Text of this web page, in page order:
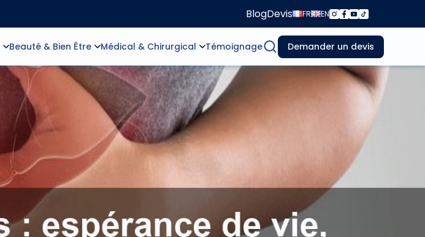
BlogDevis FR EN
Beauté & Bien Être Médical & Chirurgical Témoignage Demander un devis